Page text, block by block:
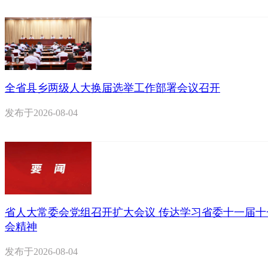
全省县乡两级人大换届选举工作部署会议召开
发布于2026-08-04
省人大常委会党组召开扩大会议 传达学习省委十一届
会精神
发布于2026-08-04